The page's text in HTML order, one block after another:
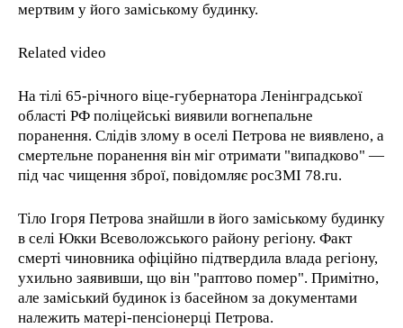
мертвим у його заміському будинку.
Related video
На тілі 65-річного віце-губернатора Ленінградської
області РФ поліцейські виявили вогнепальне
поранення. Слідів злому в оселі Петрова не виявлено, а
смертельне поранення він міг отримати "випадково" —
під час чищення зброї, повідомляє росЗМІ 78.ru.
Тіло Ігоря Петрова знайшли в його заміському будинку
в селі Юкки Всеволожського району регіону. Факт
смерті чиновника офіційно підтвердила влада регіону,
ухильно заявивши, що він "раптово помер". Примітно,
але заміський будинок із басейном за документами
належить матері-пенсіонерці Петрова.